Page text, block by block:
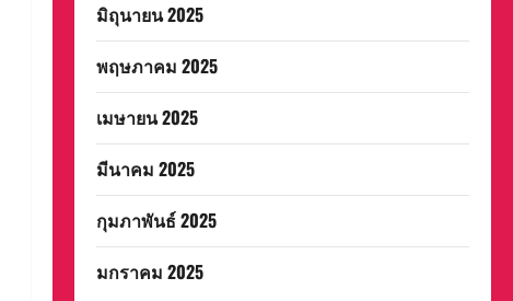
มิถุนายน 2025
พฤษภาคม 2025
เมษายน 2025
มีนาคม 2025
กุมภาพันธ์ 2025
มกราคม 2025